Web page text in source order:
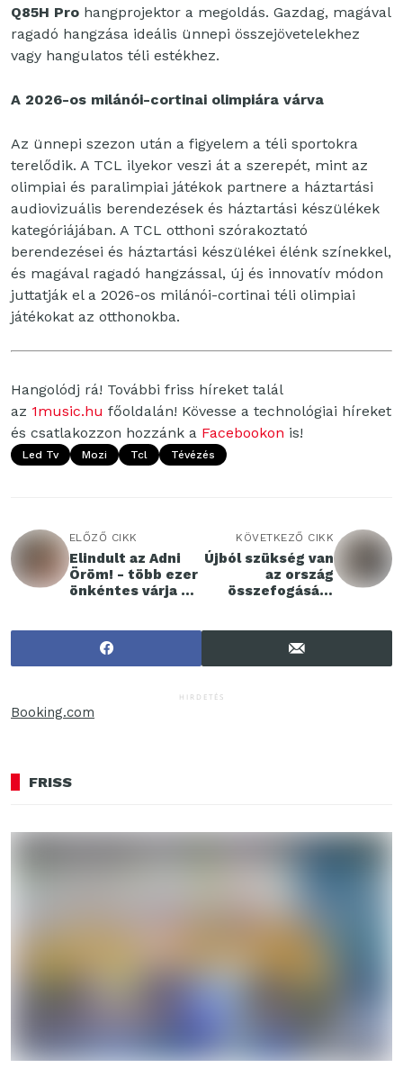
Q85H Pro hangprojektor a megoldás. Gazdag, magával
ragadó hangzása ideális ünnepi összejövetelekhez
vagy hangulatos téli estékhez.
A 2026-os milánói-cortinai olimpiára várva
Az ünnepi szezon után a figyelem a téli sportokra
terelődik. A TCL ilyekor veszi át a szerepét, mint az
olimpiai és paralimpiai játékok partnere a háztartási
audiovizuális berendezések és háztartási készülékek
kategóriájában. A TCL otthoni szórakoztató
berendezései és háztartási készülékei élénk színekkel,
és magával ragadó hangzással, új és innovatív módon
juttatják el a 2026-os milánói-cortinai téli olimpiai
játékokat az otthonokba.
Hangolódj rá! További friss híreket talál
az 1music.hu főoldalán! Kövesse a technológiai híreket
és csatlakozzon hozzánk a Facebookon is!
Led Tv Mozi Tcl Tévézés
ELŐZŐ CIKK
Elindult az Adni
Öröm! - több ezer
önkéntes várja az
KÖVETKEZŐ CIKK
Újból szükség van
az ország
összefogására
HIRDETÉS
Booking.com
FRISS